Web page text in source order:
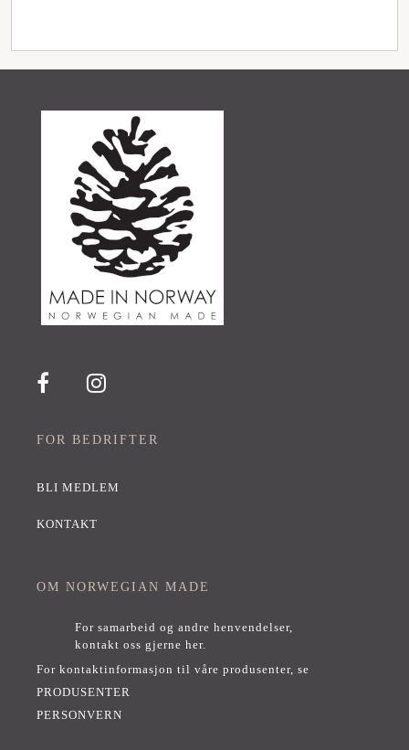
FOR BEDRIFTER
BLI MEDLEM
KONTAKT
OM NORWEGIAN MADE
For samarbeid og andre henvendelser,
kontakt oss gjerne her.
For kontaktinformasjon til våre produsenter, se
PRODUSENTER
PERSONVERN